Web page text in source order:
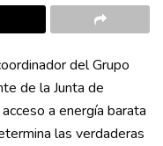
del Grupo
de la Junta de
a energía barata
las verdaderas